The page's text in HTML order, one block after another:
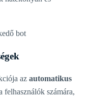
az automatikus
felhasználók számára,